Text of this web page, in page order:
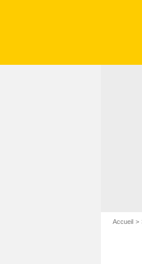
Accueil